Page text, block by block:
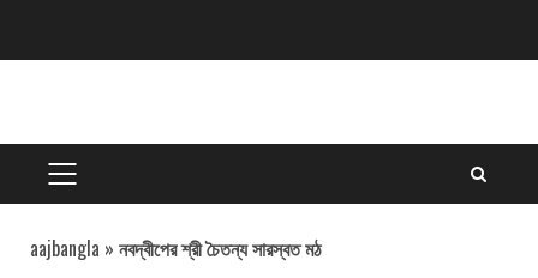
PRIMARY
MENU
aajbangla » নবদ্বীপের শ্রী চৈতন্য সারস্বত মঠ